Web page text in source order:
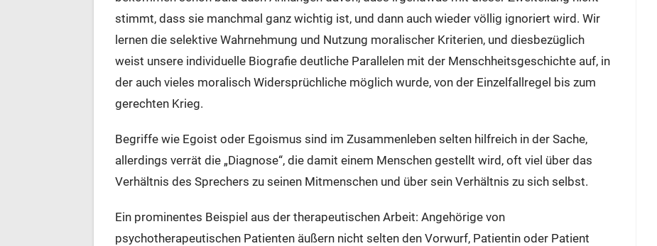
stimmt, dass sie manchmal ganz wichtig ist, und dann auch wieder völlig ignoriert wird. Wir
lernen die selektive Wahrnehmung und Nutzung moralischer Kriterien, und diesbezüglich
weist unsere individuelle Biografie deutliche Parallelen mit der Menschheitsgeschichte auf, in
der auch vieles moralisch Widersprüchliche möglich wurde, von der Einzelfallregel bis zum
gerechten Krieg.
Begriffe wie Egoist oder Egoismus sind im Zusammenleben selten hilfreich in der Sache,
allerdings verrät die „Diagnose“, die damit einem Menschen gestellt wird, oft viel über das
Verhältnis des Sprechers zu seinen Mitmenschen und über sein Verhältnis zu sich selbst.
Ein prominentes Beispiel aus der therapeutischen Arbeit: Angehörige von
psychotherapeutischen Patienten äußern nicht selten den Vorwurf, Patientin oder Patient